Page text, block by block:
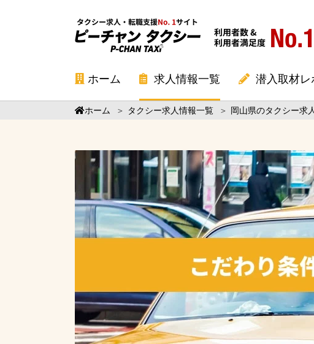
ホーム 求人情報一覧 潜入取材レ
ホーム ＞ タクシー求人情報一覧 ＞ 岡山県のタクシー求